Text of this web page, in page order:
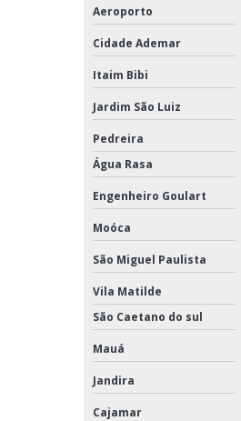
Aeroporto
Cidade Ademar
Itaim Bibi
Jardim São Luiz
Pedreira
Água Rasa
Engenheiro Goulart
Moóca
São Miguel Paulista
Vila Matilde
São Caetano do sul
Mauá
Jandira
Cajamar